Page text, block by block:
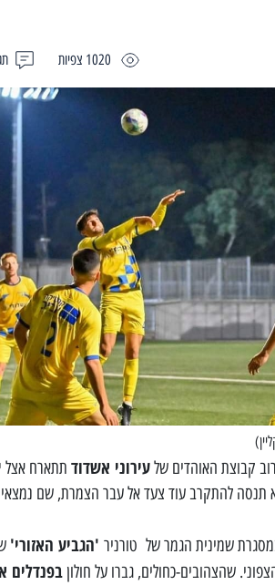
1020 צפיות
קבוצת האוהדים שלעירוני אשדוד תתארח אצל
שמינית הגמר של טורניר 'הגביע האזורי'
שהצהובים-כחולים, גברו על חולון